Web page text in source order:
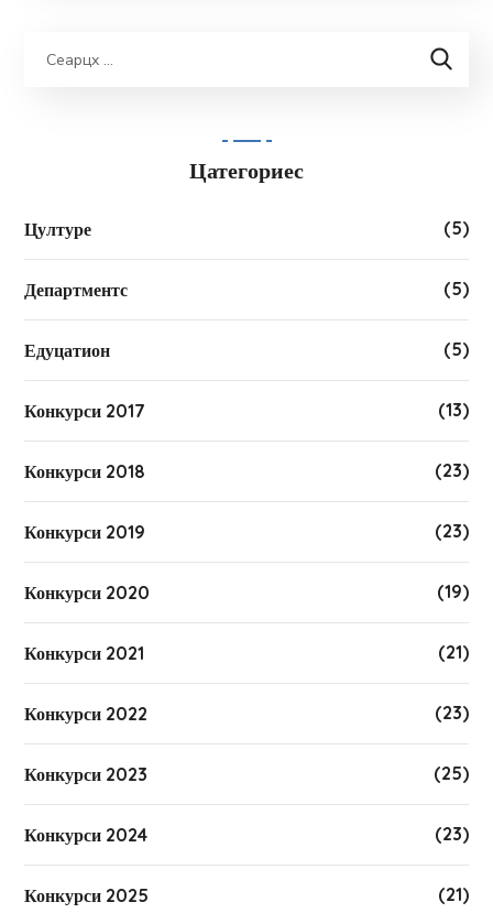
Цатегориес
Цултуре (5)
Департментс (5)
Едуцатион (5)
Конкурси 2017 (13)
Конкурси 2018 (23)
Конкурси 2019 (23)
Конкурси 2020 (19)
Конкурси 2021 (21)
Конкурси 2022 (23)
Конкурси 2023 (25)
Конкурси 2024 (23)
Конкурси 2025 (21)